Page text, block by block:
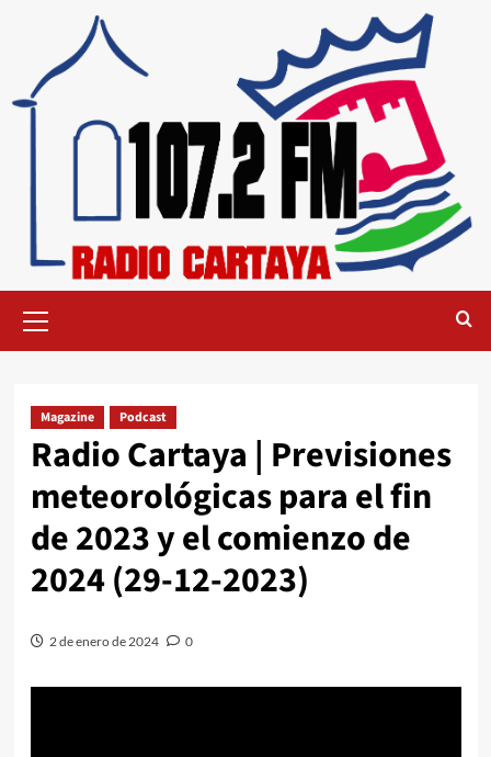
Magazine Podcast
Radio Cartaya | Previsiones
meteorológicas para el fin
de 2023 y el comienzo de
2024 (29-12-2023)
2 de enero de 2024 0